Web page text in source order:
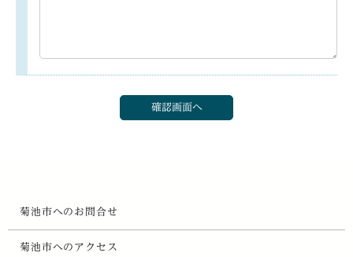
菊池市へのお問合せ
菊池市へのアクセス